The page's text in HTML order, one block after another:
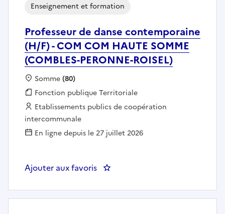
Professeur de danse contemporaine
(H/F) - COM COM HAUTE SOMME
(COMBLES-PERONNE-ROISEL)
Enseignement et formation
Localisation :
Somme(80)
Fonction publique :
Fonction publique Territoriale
Employeur :
Etablissements publics de coopération
intercommunale
En ligne depuis le 27 juillet 2026
Ajouter aux favoris : Professeur de danse